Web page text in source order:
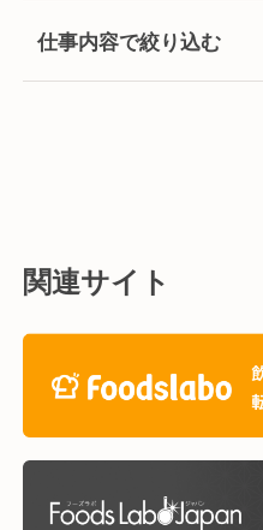
仕事内容で絞り込む
関連サイト